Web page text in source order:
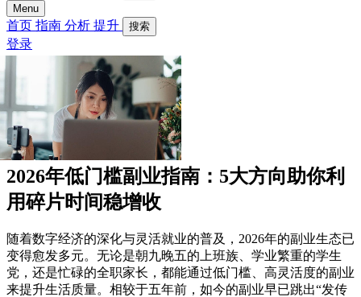
Menu
首页 指南 分析 提升 搜索
登录
2026年低门槛副业指南：5大方向助你利
用碎片时间稳增收
随着数字经济的深化与灵活就业的普及，2026年的副业生态已
变得愈发多元。无论是朝九晚五的上班族、学业繁重的学生
党，还是忙碌的全职家长，都能通过低门槛、高灵活度的副业
来提升生活质量。相较于五年前，如今的副业早已跳出“发传